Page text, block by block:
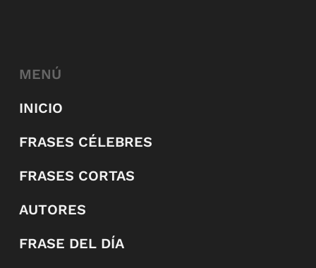
MENÚ
INICIO
FRASES CÉLEBRES
FRASES CORTAS
AUTORES
FRASE DEL DÍA